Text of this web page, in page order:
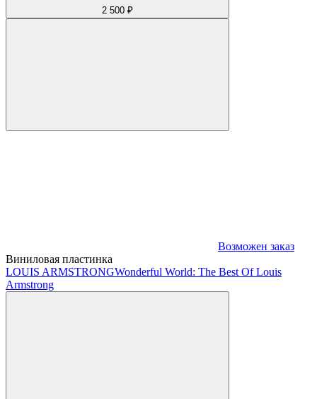
2 500 ₽
Возможен заказ
Виниловая пластинка
LOUIS ARMSTRONGWonderful World: The Best Of Louis
Armstrong